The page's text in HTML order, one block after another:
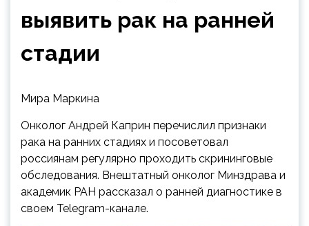
выявить рак на ранней
стадии
Мира Маркина
Онколог Андрей Каприн перечислил признаки
рака на ранних стадиях и посоветовал
россиянам регулярно проходить скрининговые
обследования. Внештатный онколог Минздрава и
академик РАН рассказал о ранней диагностике в
своем Telegram-канале.